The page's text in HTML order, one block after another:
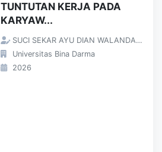
TUNTUTAN KERJA PADA
KARYAW...
SUCI SEKAR AYU DIAN WALANDARI;
Universitas Bina Darma
2026